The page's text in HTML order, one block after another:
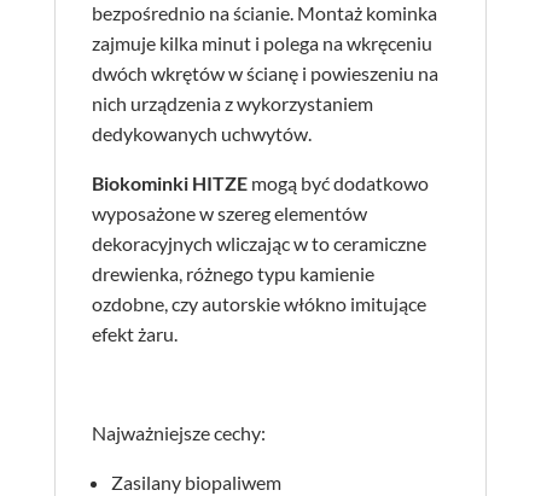
bezpośrednio na ścianie. Montaż kominka
zajmuje kilka minut i polega na wkręceniu
dwóch wkrętów w ścianę i powieszeniu na
nich urządzenia z wykorzystaniem
dedykowanych uchwytów.
Biokominki HITZEmogą być dodatkowo
wyposażone w szereg elementów
dekoracyjnych wliczając w to ceramiczne
drewienka, różnego typu kamienie
ozdobne, czy autorskie włókno imitujące
efekt żaru.
Najważniejsze cechy:
Zasilany biopaliwem